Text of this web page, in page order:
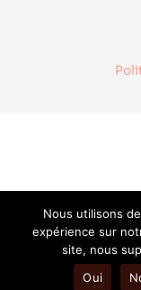
Nous utilisons
expérience sur
site, nous
Oui